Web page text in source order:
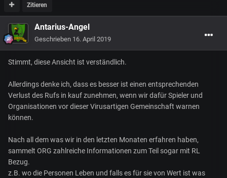
Zitieren
Antarius-Angel
Geschrieben 16. April 2019
Stimmt, diese Ansicht ist verständlich.
Allerdings denke ich, dass es besser ist einen entsprechenden
Verlust des Rufs in kauf zunehmen, wenn wir dafür Spieler und
Organisationen vor dieser Virusartigen Gemeinschaft warnen
können.
Nach all dem was wir in den letzten Monaten erfahren haben,
sammelt ORG zahlreiche Informationen zum Teil sogar mit RL
Bezug.
z.B. wo die Personen Leben und falls es für sie von Wert ist was